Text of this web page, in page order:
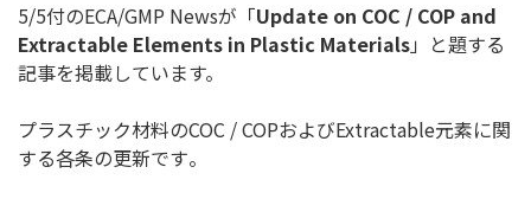
5/5付のECA/GMP Newsが「Update on COC / COP and
Extractable Elements in Plastic Materials」と題する
記事を掲載しています。
プラスチック材料のCOC / COPおよびExtractable元素に関
する各条の更新です。